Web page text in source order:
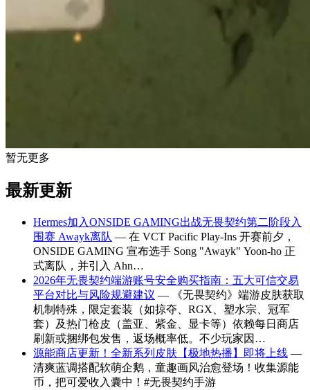
暂无更多
最新更新
Hermes加入ONSIDE GAMING出战无畏契约第二阶段入
围赛 Awayk离队 — 在 VCT Pacific Play-Ins 开赛前夕，
ONSIDE GAMING 宣布选手 Song "Awayk" Yoon-ho 正
式离队，并引入 Ahn…
2026年无畏契约端游账号安全购买指南：五大可信交易
平台对比与风险规避建议 — 《无畏契约》端游皮肤获取
机制特殊，限定套装（如掠夺、RGX、塑水宗、冠军
套）及热门枪皮（盖亚、紫金、显卡等）依赖每日商店
刷新或捆绑包发售，返场概率低。不少玩家因…
源能商店更新！全新系列皮肤【极地热播】即将上线 —
清爽蓝调搭配软萌企鹅，童趣画风治愈登场！收集源能
币，把可爱收入囊中！#无畏契约手游